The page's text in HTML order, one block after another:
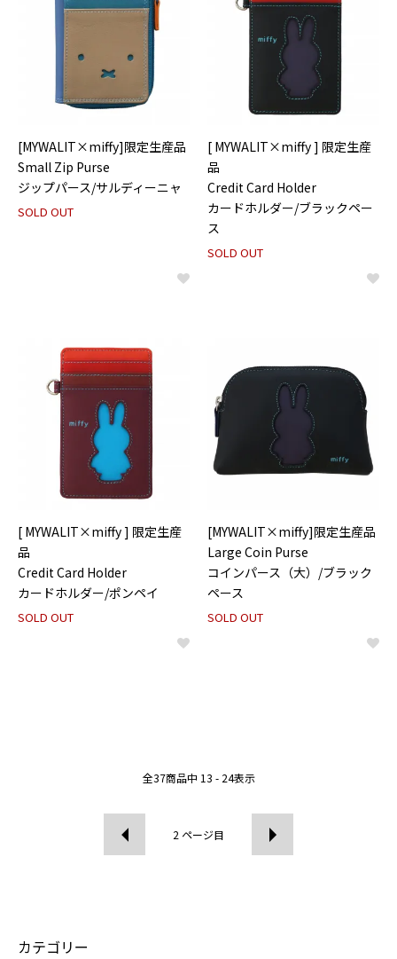
[MYWALIT×miffy]限定生産品
Small Zip Purse
ジップパース/サルディーニャ
SOLD OUT
[ MYWALIT×miffy ] 限定生産
品
Credit Card Holder
カードホルダー/ブラックペー
ス
SOLD OUT
[ MYWALIT×miffy ] 限定生産
品
Credit Card Holder
カードホルダー/ポンペイ
SOLD OUT
[MYWALIT×miffy]限定生産品
Large Coin Purse
コインパース（大）/ブラック
ペース
SOLD OUT
全37商品中 13 - 24表示
2 ページ目
カテゴリー